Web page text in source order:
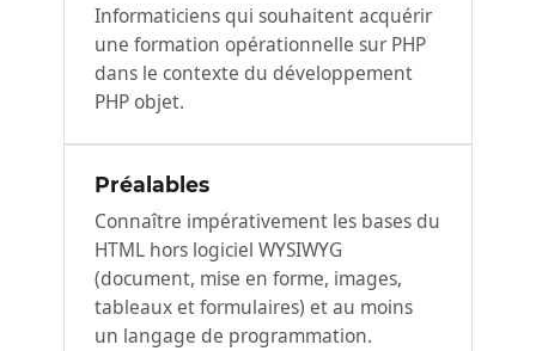
Informaticiens qui souhaitent acquérir
une formation opérationnelle sur PHP
dans le contexte du développement
PHP objet.
Préalables
Connaître impérativement les bases du
HTML hors logiciel WYSIWYG
(document, mise en forme, images,
tableaux et formulaires) et au moins
un langage de programmation.